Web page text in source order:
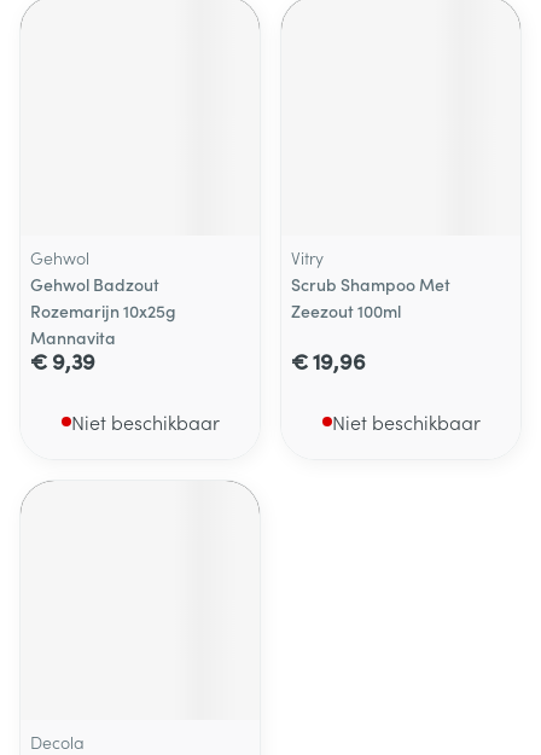
Gehwol
Gehwol Badzout
Rozemarijn 10x25g
Mannavita
€ 9,39
Niet beschikbaar
Vitry
Scrub Shampoo Met
Zeezout 100ml
€ 19,96
Niet beschikbaar
Decola